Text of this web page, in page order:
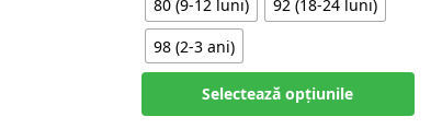
80 (9-12 luni)
92 (18-24 luni)
98 (2-3 ani)
Selectează opțiunile